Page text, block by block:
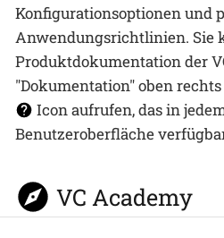
Konfigurationsoptionen und
Anwendungsrichtlinien. Sie
Produktdokumentation der
"Dokumentation" oben
Icon aufrufen, das in
Benutzeroberfläche
VC Academy